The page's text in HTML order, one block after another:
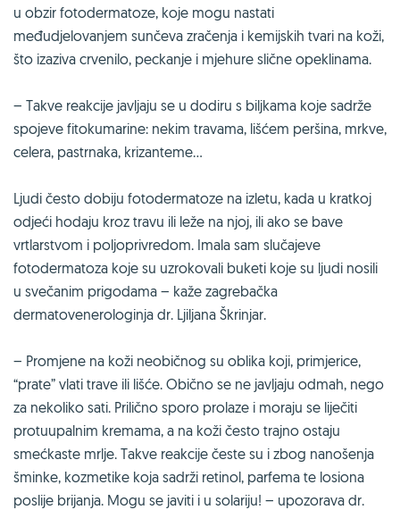
u obzir fotodermatoze, koje mogu nastati
međudjelovanjem sunčeva zračenja i kemijskih tvari na koži,
što izaziva crvenilo, peckanje i mjehure slične opeklinama.
– Takve reakcije javljaju se u dodiru s biljkama koje sadrže
spojeve fitokumarine: nekim travama, lišćem peršina, mrkve,
celera, pastrnaka, krizanteme...
Ljudi često dobiju fotodermatoze na izletu, kada u kratkoj
odjeći hodaju kroz travu ili leže na njoj, ili ako se bave
vrtlarstvom i poljoprivredom. Imala sam slučajeve
fotodermatoza koje su uzrokovali buketi koje su ljudi nosili
u svečanim prigodama – kaže zagrebačka
dermatovenerologinja dr. Ljiljana Škrinjar.
– Promjene na koži neobičnog su oblika koji, primjerice,
“prate” vlati trave ili lišće. Obično se ne javljaju odmah, nego
za nekoliko sati. Prilično sporo prolaze i moraju se liječiti
protuupalnim kremama, a na koži često trajno ostaju
smećkaste mrlje. Takve reakcije česte su i zbog nanošenja
šminke, kozmetike koja sadrži retinol, parfema te losiona
poslije brijanja. Mogu se javiti i u solariju! – upozorava dr.